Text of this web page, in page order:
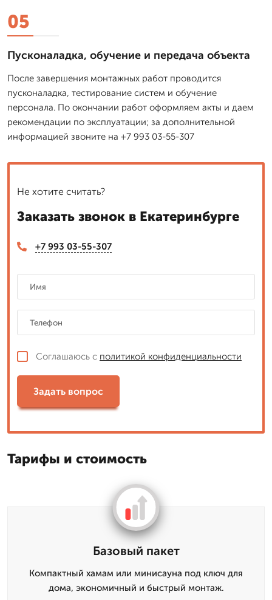
05
Пусконаладка, обучение и передача объекта
После завершения монтажных работ проводится
пусконаладка, тестирование систем и обучение
персонала. По окончании работ оформляем акты и даем
рекомендации по эксплуатации; за дополнительной
информацией звоните на +7 993 03-55-307
Не хотите считать?
Заказать звонок в Екатеринбурге
+7 993 03-55-307
Соглашаюсь с политикой конфиденциальности
Задать вопрос
Тарифы и стоимость
Базовый пакет
Компактный хамам или минисауна под ключ для
дома, экономичный и быстрый монтаж.